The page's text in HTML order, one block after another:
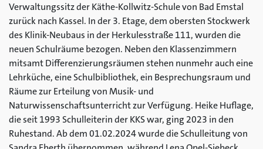
Verwaltungssitz der Käthe-Kollwitz-Schule von Bad Emstal
zurück nach Kassel. In der 3. Etage, dem obersten Stockwerk
des Klinik-Neubaus in der Herkulesstraße 111, wurden die
neuen Schulräume bezogen. Neben den Klassenzimmern
mitsamt Differenzierungsräumen stehen nunmehr auch eine
Lehrküche, eine Schulbibliothek, ein Besprechungsraum und
Räume zur Erteilung von Musik- und
Naturwissenschaftsunterricht zur Verfügung. Heike Huflage,
die seit 1993 Schulleiterin der KKS war, ging 2023 in den
Ruhestand. Ab dem 01.02.2024 wurde die Schulleitung von